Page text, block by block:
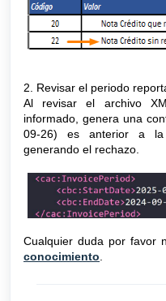
2. Revisar el periodo
Al revisar el archivo
informado, genera una
09-26) es anterior a la
generando el rechazo.
Cualquier duda por favor
conocimiento